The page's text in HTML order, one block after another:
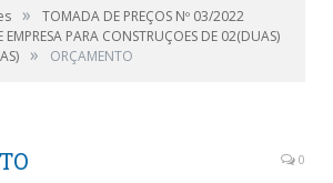
»
TOMADA DE PREÇOS Nº 03/2022
PARA CONSTRUÇOES DE 02(DUAS)
» ORÇAMENTO
0